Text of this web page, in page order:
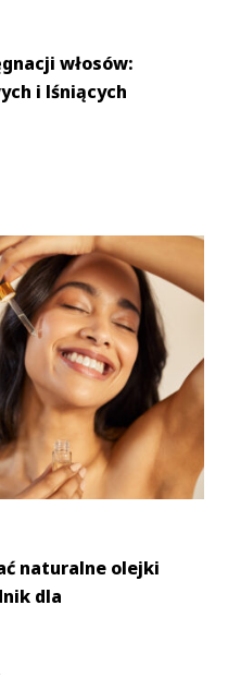
włosów:
i lśniących
naturalne olejki
dla